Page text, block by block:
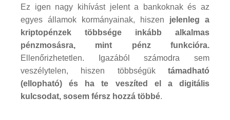
Ez igen nagy kihívást jelent a bankoknak és az
egyes államok kormányainak, hiszen jelenleg a
kriptopénzek többsége inkább alkalmas
pénzmosásra, mint pénz funkcióra.
Ellenőrizhetetlen. Igazából számodra sem
veszélytelen, hiszen többségük támadható
(ellopható) és ha te veszíted el a digitális
kulcsodat, sosem férsz hozzá többé.